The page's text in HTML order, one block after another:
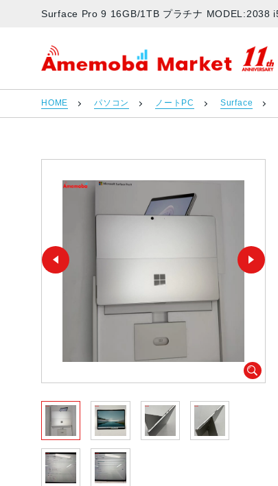
Surface Pro 9 16GB/1TB プラチナ MODEL:2038
アメモバマーケット
HOME パソコン ノートPC Surface